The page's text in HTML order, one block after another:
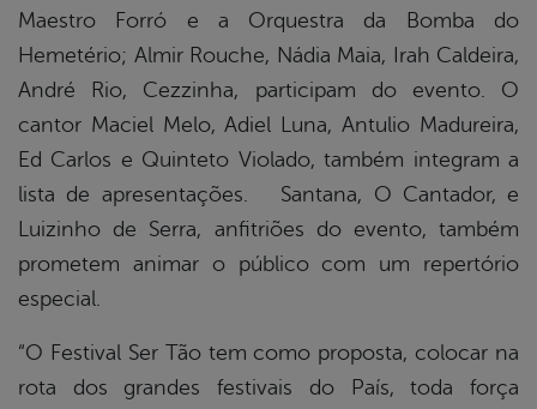
Maestro Forró e a Orquestra da Bomba do
Hemetério; Almir Rouche, Nádia Maia, Irah Caldeira,
André Rio, Cezzinha, participam do evento. O
cantor Maciel Melo, Adiel Luna, Antulio Madureira,
Ed Carlos e Quinteto Violado, também integram a
lista de apresentações. Santana, O Cantador, e
Luizinho de Serra, anfitriões do evento, também
prometem animar o público com um repertório
especial.
“O Festival Ser Tão tem como proposta, colocar na
rota dos grandes festivais do País, toda força